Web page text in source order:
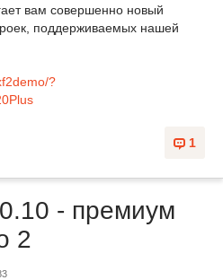
вам совершенно новый
поддерживаемых нашей
?
1
- премиум
2